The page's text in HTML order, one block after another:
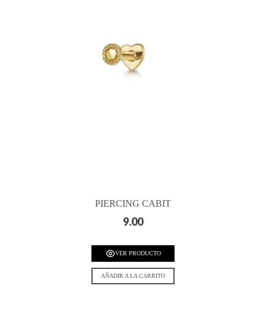
PIERCING CABIT
9.00
VER PRODUCTO
AÑADIR A LA CARRITO